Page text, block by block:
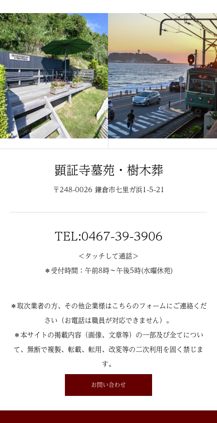
顕証寺墓苑・樹木葬
〒248-0026 鎌倉市七里ガ浜1-5-21
TEL:0467-39-3906
＜タッチして通話＞
＊受付時間：午前8時〜午後5時(水曜休苑)
＊取次業者の方、その他企業様はこちらのフォームにご連絡くだ
さい（お電話は職員が対応できません）。
＊本サイトの掲載内容（画像、文章等）の一部及び全てについ
て、無断で複製、転載、転用、改変等の二次利用を固く禁じま
す。
お問い合わせ